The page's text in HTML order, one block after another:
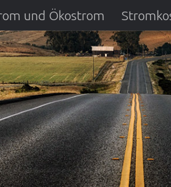
und Ökostrom
DSL